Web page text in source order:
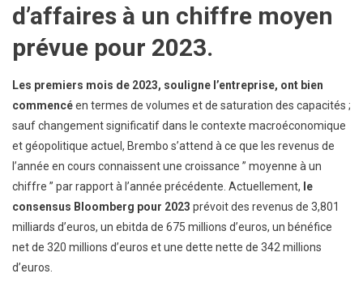
d’affaires à un chiffre moyen
prévue pour 2023.
Les premiers mois de 2023, souligne l’entreprise, ont bien
commencéen termes de volumes et de saturation des capacités ;
sauf changement significatif dans le contexte macroéconomique
et géopolitique actuel, Brembo s’attend à ce que les revenus de
l’année en cours connaissent une croissance ” moyenne à un
chiffre ” par rapport à l’année précédente. Actuellement, le
consensus Bloomberg pour 2023 prévoit des revenus de 3,801
milliards d’euros, un ebitda de 675 millions d’euros, un bénéfice
net de 320 millions d’euros et une dette nette de 342 millions
d’euros.